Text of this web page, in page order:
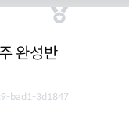
완성반
bad1-3d1847